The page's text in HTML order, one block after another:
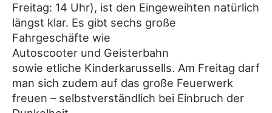
Freitag: 14 Uhr), ist den Eingeweihten natürlich
längst klar. Es gibt sechs große
Fahrgeschäfte wie
Autoscooter und Geisterbahn
sowie etliche Kinderkarussells. Am Freitag darf
man sich zudem auf das große Feuerwerk
freuen – selbstverständlich bei Einbruch der